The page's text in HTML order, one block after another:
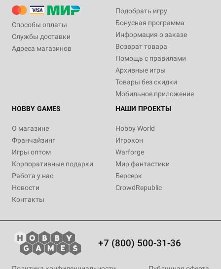
Способы оплаты
Службы доставки
Адреса магазинов
Подобрать игру
Бонусная программа
Информация о заказе
Возврат товара
Помощь с правилами
Архивные игры
Товары без скидки
Мобильное приложение
HOBBY GAMES
О магазине
Франчайзинг
Игры оптом
Корпоративные подарки
Работа у нас
Новости
Контакты
НАШИ ПРОЕКТЫ
Hobby World
Игрокон
Warforge
Мир фантастики
Берсерк
CrowdRepublic
+7 (800) 500-31-36